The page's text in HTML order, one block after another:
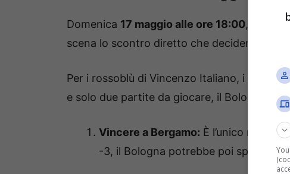
Domenica 17 maggio alle ore 18:00, alla
scena lo scontro diretto che deciderà una
Per i rossoblù di Vincenzo Italiano, i calcoli
e solo due partite da giocare, il Bologna ha
Vincere a Bergamo: È l’unico
-3, il Bologna potrebbe poi sperare in